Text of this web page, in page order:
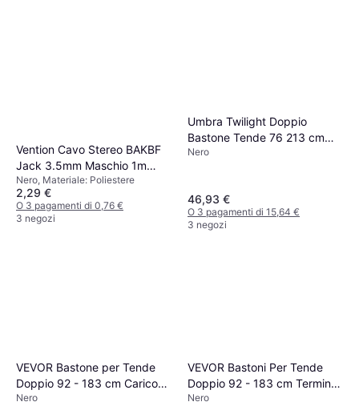
Vention Cavo Stereo BAKBF
Jack 3.5mm Maschio 1m
Nero
Nero, Materiale: Poliestere
2,29 €
O 3 pagamenti di 0,76 €
3 negozi
Umbra Twilight Doppio
Bastone Tende 76 213 cm
Nero Opaco
Nero
46,93 €
O 3 pagamenti di 15,64 €
3 negozi
VEVOR Bastone per Tende
Doppio 92 - 183 cm Carico
Max 13,6 kg
Nero
VEVOR Bastoni Per Tende
Doppio 92 - 183 cm Terminali
Nero